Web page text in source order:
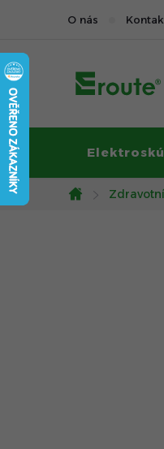
obsah
O nás
Domů